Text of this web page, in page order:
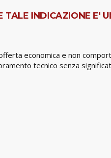
TALE INDICAZIONE E'
economica e non
tecnico senza